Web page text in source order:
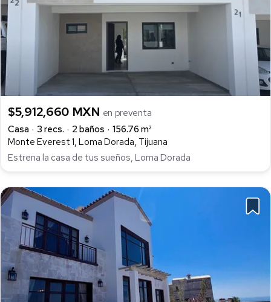
$5,912,660 MXN en preventa
Casa
3 recs. 2 baños
156.76 m²
Monte Everest 1, Loma Dorada, Tijuana
Estrena la casa de tus sueños, Loma Dorada